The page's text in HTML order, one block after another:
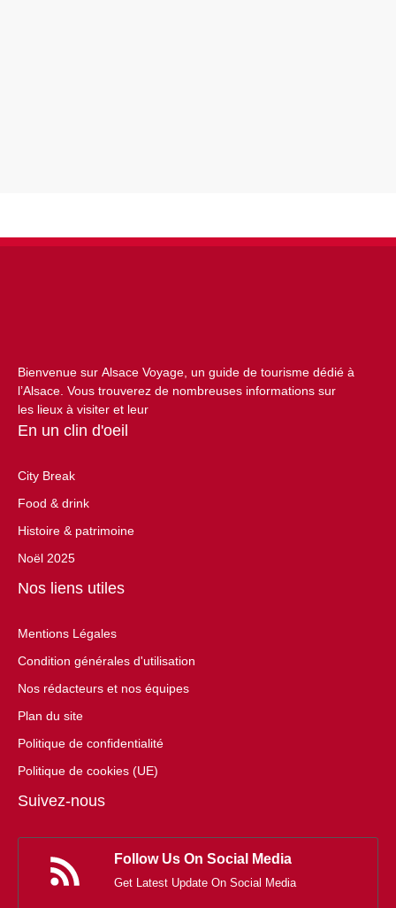
Bienvenue sur Alsace Voyage, un guide de tourisme dédié à
l’Alsace. Vous trouverez de nombreuses informations sur
les lieux à visiter et leur
En un clin d'oeil
City Break
Food & drink
Histoire & patrimoine
Noël 2025
Nos liens utiles
Mentions Légales
Condition générales d'utilisation
Nos rédacteurs et nos équipes
Plan du site
Politique de confidentialité
Politique de cookies (UE)
Suivez-nous
Follow Us On Social Media
Get Latest Update On Social Media